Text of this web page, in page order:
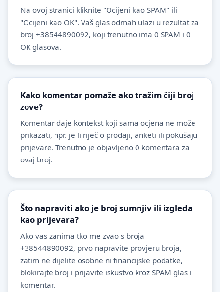
Na ovoj stranici kliknite "Ocijeni kao SPAM" ili
"Ocijeni kao OK". Vaš glas odmah ulazi u rezultat za
broj +38544890092, koji trenutno ima 0 SPAM i 0
OK glasova.
Kako komentar pomaže ako tražim čiji broj
zove?
Komentar daje kontekst koji sama ocjena ne može
prikazati, npr. je li riječ o prodaji, anketi ili pokušaju
prijevare. Trenutno je objavljeno 0 komentara za
ovaj broj.
Što napraviti ako je broj sumnjiv ili izgleda
kao prijevara?
Ako vas zanima tko me zvao s broja
+38544890092, prvo napravite provjeru broja,
zatim ne dijelite osobne ni financijske podatke,
blokirajte broj i prijavite iskustvo kroz SPAM glas i
komentar.